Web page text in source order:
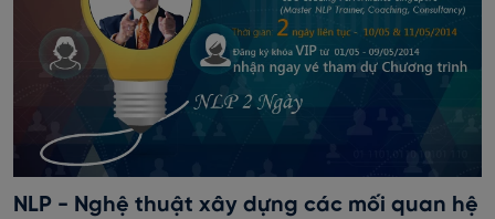
NLP - Nghệ thuật xây dựng các mối quan hệ